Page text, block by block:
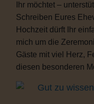
Ihr möchtet –
Schreiben Eures
Hochzeit dürft Ihr
mich um die
Gäste mit viel Herz,
diesen besonderen
Gut zu wissen